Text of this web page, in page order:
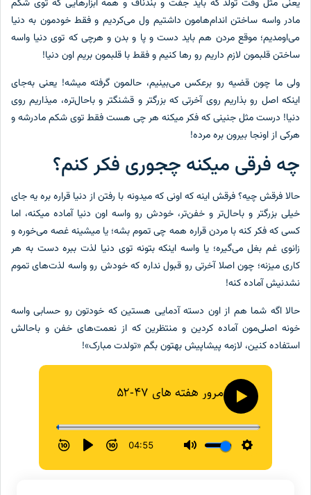
یعنی مثل وقت تولد که باید جفت و بندناف و همه ابزارهایی که توی شکم
مادر واسه ساختن اندام‌هامون داشتیم ول می‌کردیم و فقط خودمون به دنیا
می‌اومدیم؛ موقع مردن هم باید دست و پا و بدن و هرچی که توی دنیا واسه
ساختن قلبمون لازم داریم رو رها کنیم و فقط با قلبمون بریم اون دنیا!
ولی ما چون قضیه رو برعکس می‌بینیم، حالمون گرفته میشه! یعنی به‌جای
اینکه اصل رو بذاریم روی آخرتی که بزرگتر و قشنگتر و باحال‌تره، میذاریم روی
دنیا! درست مثل جنینی که فکر میکنه هر چی هست فقط توی شکم مادرشه و
هرکی از اونجا بیرون بره مرده!
چه فرقی میکنه چجوری فکر کنم؟
حالا فرقش چیه؟ فرقش اینه که اونی که میدونه با رفتن از دنیا قراره بره یه جای
خیلی بزرگتر و باحال‌تر و خفن‌تر، خودش رو واسه اون دنیا آماده میکنه، اما
کسی که فکر کنه با مردن قراره همه چی تموم بشه؛ یا میشینه غصه می‌خوره و
زانوی غم بغل می‌گیره؛ یا واسه اینکه بتونه توی دنیا لذت ببره دست به هر
کاری میزنه؛ چون اصلا آخرتی رو قبول نداره که خودش رو واسه لذت‌های تموم
نشدنیش آماده کنه!
حالا اگه شما هم از اون دسته آدمایی هستین که خودتون رو حسابی واسه
خونه اصلی‌مون آماده کردین و منتظرین که از نعمت‌های خفن و باحالش
استفاده کنین، لازمه پیشاپیش بهتون بگم «تولدت مبارک»!